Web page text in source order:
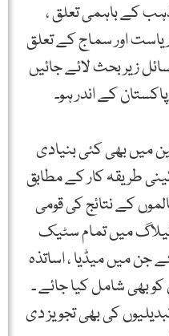
کے باہمی تعلق ،
اور سماج کے تعلق
زیر بحث لائے جائیں
پاکستان کے اندر ہو۔
میں بھی کئی بنیادی
طریقہ کار کے مطابق
کے نتائج کی قومی
میں تمام سٹیک
جن میں میڈیا ، اساتذہ
بھی شامل کیا جائے ۔
کی بھی تجویز دی